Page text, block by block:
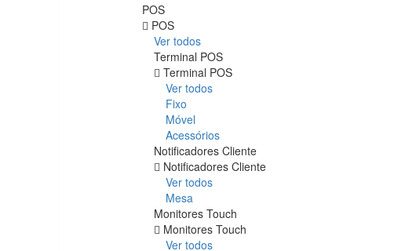
POS
POS
Ver todos
Terminal POS
Terminal POS
Ver todos
Fixo
Móvel
Acessórios
Notificadores Cliente
Notificadores Cliente
Ver todos
Mesa
Monitores Touch
Monitores Touch
Ver todos